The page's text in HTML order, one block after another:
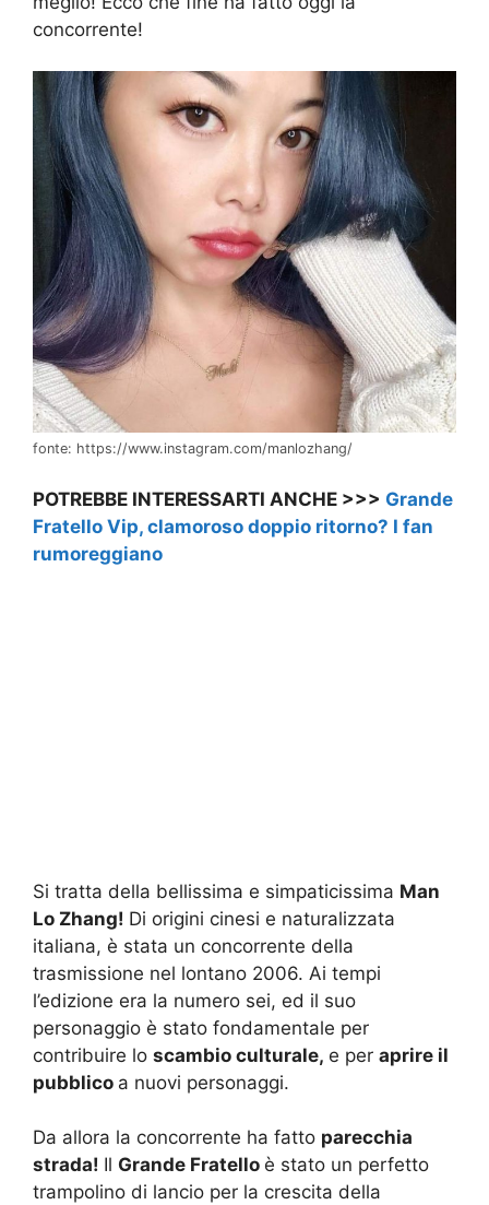
concorrente!
fonte: https://www.instagram.com/manlozhang/
POTREBBE INTERESSARTI ANCHE >>> Grande
Fratello Vip, clamoroso doppio ritorno? I fan
rumoreggiano
Si tratta della bellissima e simpaticissima Man
Lo Zhang! Di origini cinesi e naturalizzata
italiana, è stata un concorrente della
trasmissione nel lontano 2006. Ai tempi
l’edizione era la numero sei, ed il suo
personaggio è stato fondamentale per
contribuire lo scambio culturale, e per aprire il
pubblico a nuovi personaggi.
Da allora la concorrente ha fatto parecchia
strada! Il Grande Fratello è stato un perfetto
trampolino di lancio per la crescita della